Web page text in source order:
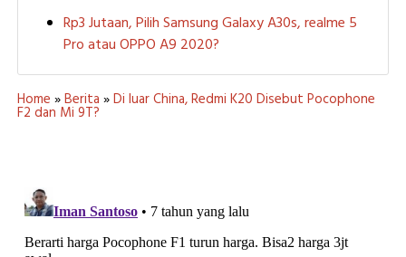
Rp3 Jutaan, Pilih Samsung Galaxy A30s, realme 5
Pro atau OPPO A9 2020?
Home »Berita »Di luar China, Redmi K20 Disebut Pocophone
F2 dan Mi 9T?